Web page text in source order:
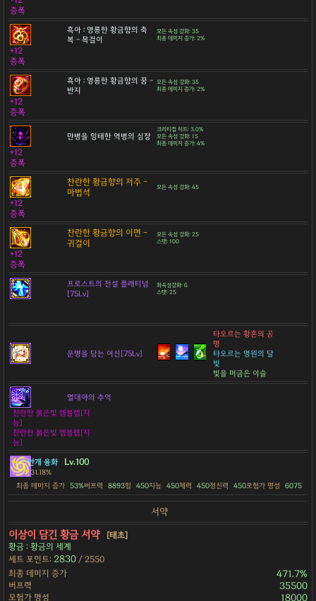
증폭
흑아 : 영롱한 황금향의 축
복 - 목걸이
모든 속성 강화: 35
최종 데미지 증가: 2%
+12
증폭
흑아 : 영롱한 황금향의 꿈 -
반지
모든 속성 강화: 35
최종 데미지 증가: 2%
+12
증폭
만병을 잉태한 역병의 심장
크리티컬 히트: 3.0%
모든 속성 강화: 15
최종 데미지 증가: 4%
+12
증폭
찬란한 황금향의 저주 -
마법석
모든 속성 강화: 45
+12
증폭
찬란한 황금향의 이면 -
귀걸이
모든 속성 강화: 25
스탯: 100
+12
증폭
프로스트의 전설 플래티넘
[75Lv]
화속성강화: 6
스탯: 25
운명을 담는 여신[75Lv]
타오르는 황혼의 공
명
타오르는 영원의 달
빛
빛을 머금은 이슬
열대야의 추억
찬란한 붉은빛 엠블렘[지
능]
찬란한 붉은빛 엠블렘[지
능]
안개 융화
Lv.100
31.18%
최종 데미지 증가 53%버프력 8893힘 450지능 450체력 450정신력 450모험가 명성 6075
서약
이상이 담긴 황금 서약
[태초]
황금 : 황금의 세계
세트 포인트: 2830 / 2550
최종 데미지 증가
471.7%
버프력 35500
모험가 명성 18000